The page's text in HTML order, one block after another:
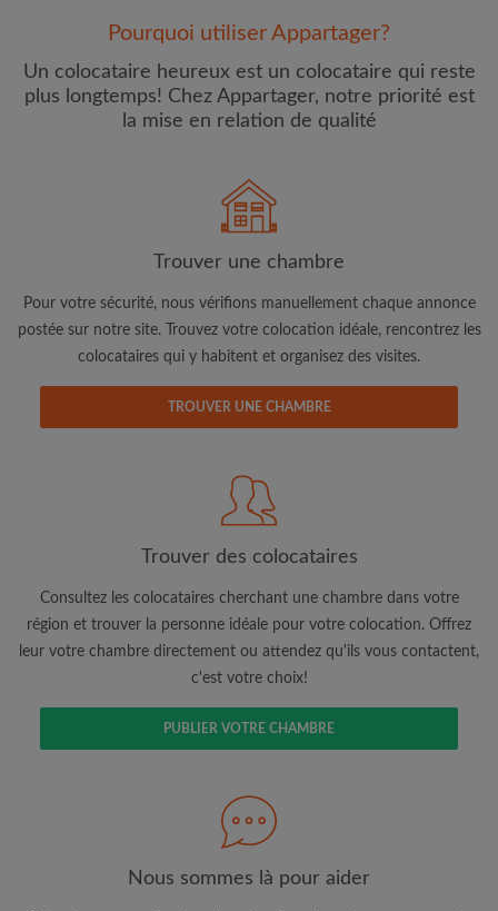
Prénom
Adresse email
J'ai lu, compris et accepte les Conditions d'utilisation
et ai pris connaissance de la
Je souhaite recevoir des offres exclusives et des mises à
jour du compte par e-mail
Faites une recherche selon ce qui vous
semble important
Consultez les chambres et les profils des
colocataires
Pourquoi utiliser Appartager?
Un colocataire heureux est un colocataire qui reste
plus longtemps! Chez Appartager, notre priorité est
la mise en relation de qualité
Trouver une chambre
Pour votre sécurité, nous vérifions manuellement chaque annonce
postée sur notre site. Trouvez votre colocation idéale, rencontrez les
colocataires qui y habitent et organisez des visites.
TROUVER UNE CHAMBRE
Trouver des colocataires
Consultez les colocataires cherchant une chambre dans votre
région et trouver la personne idéale pour votre colocation. Offrez
leur votre chambre directement ou attendez qu'ils vous contactent,
c'est votre choix!
PUBLIER VOTRE CHAMBRE
Nous sommes là pour aider